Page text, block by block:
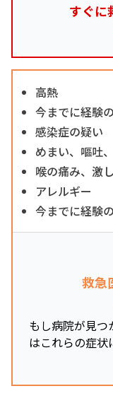
すぐに
高熱
今までに経験
感染症の疑い
めまい、嘔吐
喉の痛み、激
アレルギー
今までに経験
救急
もし病院が見つ
はこれらの症状